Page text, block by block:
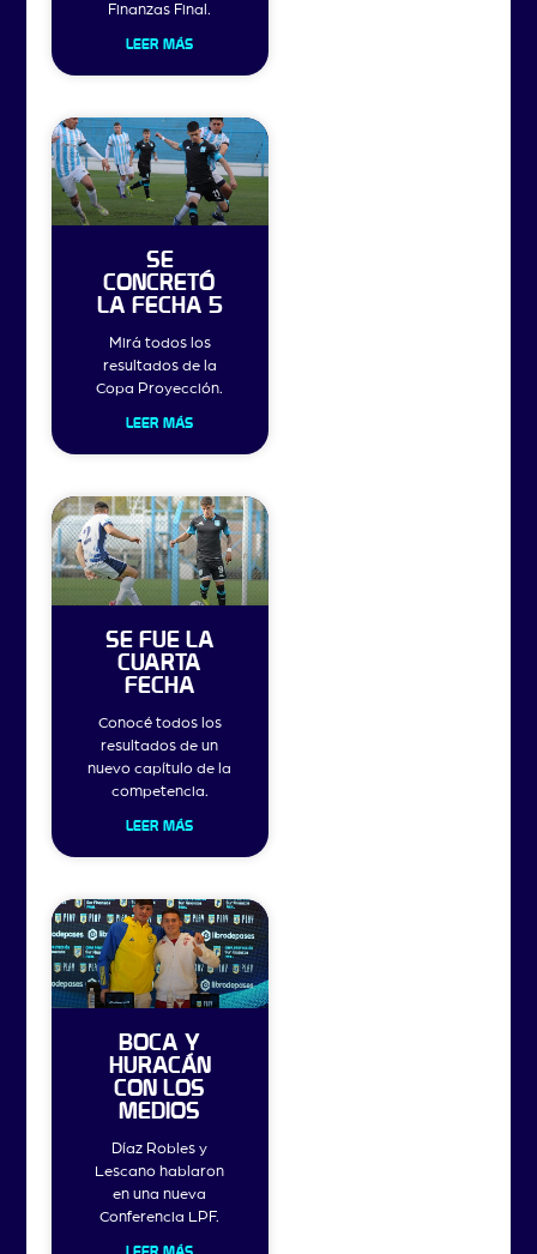
Finanzas Final.
LEER MÁS
SE
CONCRETÓ
LA FECHA 5
Mirá todos los
resultados de la
Copa Proyección.
LEER MÁS
SE FUE LA
CUARTA
FECHA
Conocé todos los
resultados de un
nuevo capítulo de la
competencia.
LEER MÁS
BOCA Y
HURACÁN
CON LOS
MEDIOS
Díaz Robles y
Lescano hablaron
en una nueva
Conferencia LPF.